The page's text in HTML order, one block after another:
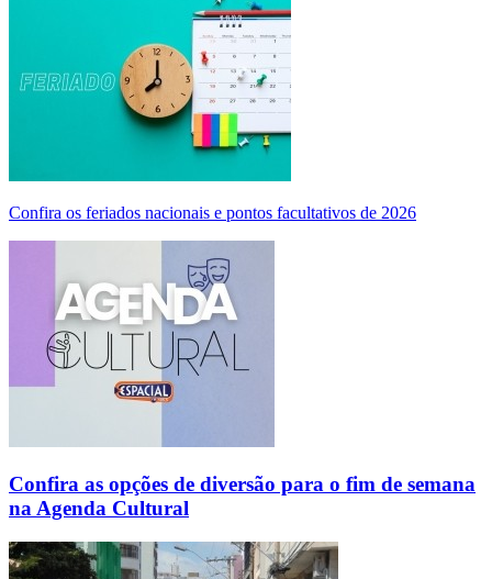
Confira os feriados nacionais e pontos facultativos de 2026
Confira as opções de diversão para o fim de semana
na Agenda Cultural